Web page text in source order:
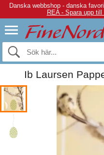
Danska webbshop - danska
REA - Spara upp
Ib Laursen